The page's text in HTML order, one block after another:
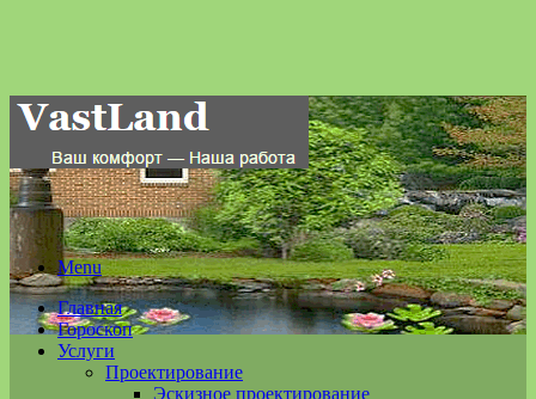
Menu
Главная
Гороскоп
Услуги
Проектирование
Эскизное проектирование